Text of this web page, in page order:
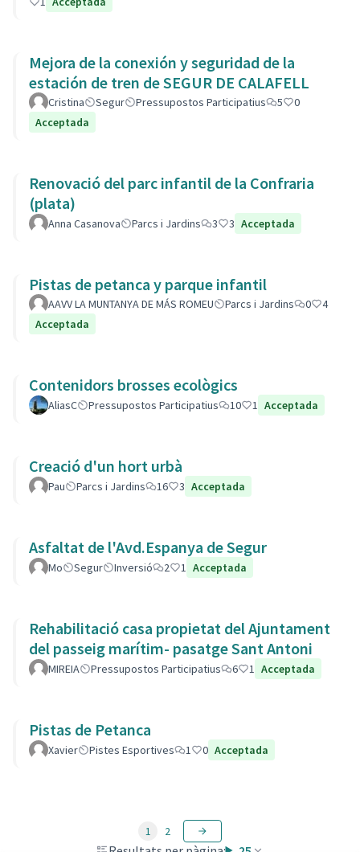
Mejora de la conexión y seguridad de la
estación de tren de SEGUR DE CALAFELL
Cristina Segur Pressupostos Participatius 5
0
Acceptada
Renovació del parc infantil de la Confraria
(plata)
Anna Casanova Parcs i Jardins 3 3 Acceptada
Pistas de petanca y parque infantil
AAVV LA MUNTANYA DE MÁS ROMEU Parcs i Jardins 0
4
Acceptada
Contenidors brosses ecològics
AliasC Pressupostos Participatius 10 1 Acceptada
Creació d'un hort urbà
Pau Parcs i Jardins 16 3 Acceptada
Asfaltat de l'Avd.Espanya de Segur
Mo Segur Inversió 2 1 Acceptada
Rehabilitació casa propietat del Ajuntament
del passeig marítim- pasatge Sant Antoni
MIREIA Pressupostos Participatius 6 1 Acceptada
Pistas de Petanca
Xavier Pistes Esportives 1 0 Acceptada
1 2